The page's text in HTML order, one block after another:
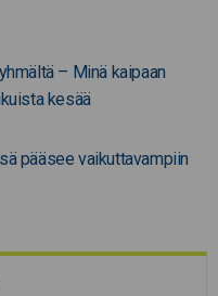
– Minä kaipaan
kesää
pääsee vaikuttavampiin